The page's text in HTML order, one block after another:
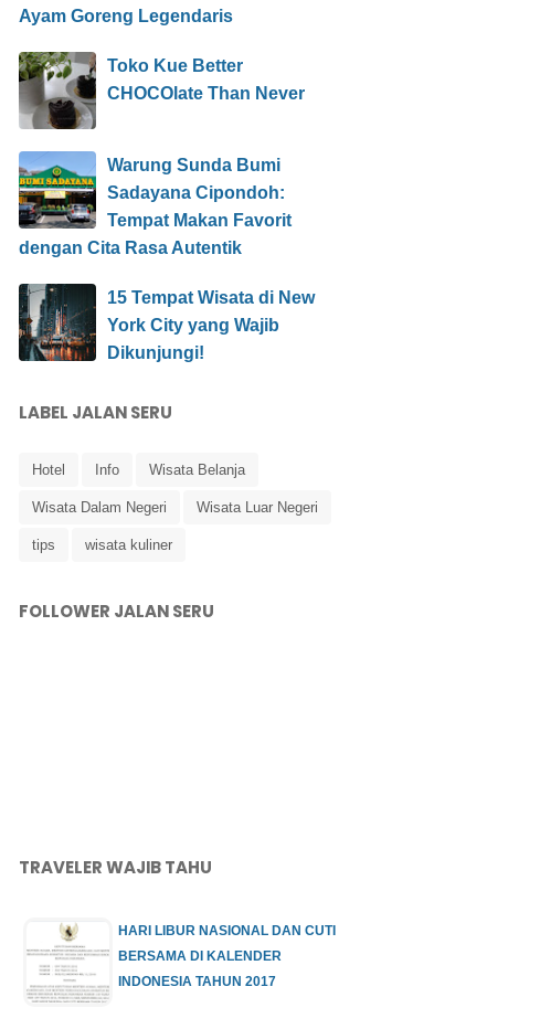
Ayam Goreng Legendaris
Toko Kue Better
CHOCOlate Than Never
Warung Sunda Bumi
Sadayana Cipondoh:
Tempat Makan Favorit
dengan Cita Rasa Autentik
15 Tempat Wisata di New
York City yang Wajib
Dikunjungi!
LABEL JALAN SERU
Hotel Info Wisata Belanja
Wisata Dalam Negeri Wisata Luar Negeri
tips wisata kuliner
FOLLOWER JALAN SERU
TRAVELER WAJIB TAHU
HARI LIBUR NASIONAL DAN CUTI
BERSAMA DI KALENDER
INDONESIA TAHUN 2017